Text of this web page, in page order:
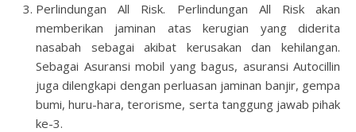
Perlindungan All Risk. Perlindungan All Risk akan
memberikan jaminan atas kerugian yang diderita
nasabah sebagai akibat kerusakan dan kehilangan.
Sebagai Asuransi mobil yang bagus, asuransi Autocillin
juga dilengkapi dengan perluasan jaminan banjir, gempa
bumi, huru-hara, terorisme, serta tanggung jawab pihak
ke-3.